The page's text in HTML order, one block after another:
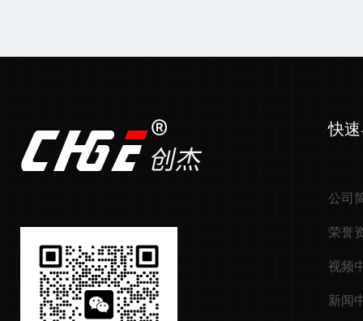
快
公司
荣誉
视频
新闻